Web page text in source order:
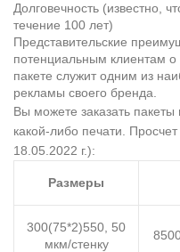
Долговечность (известно,
течение 100 лет)
Представительские
потенциальным клиентам
пакете служит одним из
рекламы своего бренда.
Вы можете заказать пакеты
какой-либо печати.
18.05.2022 г.):
Размеры
300(75*2)550, 50
мкм/стенку